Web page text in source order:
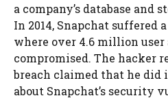
a company’s database and
In 2014, Snapchat suffered
where over 4.6 million user
compromised. The hacker
breach claimed that he did
about Snapchat’s security